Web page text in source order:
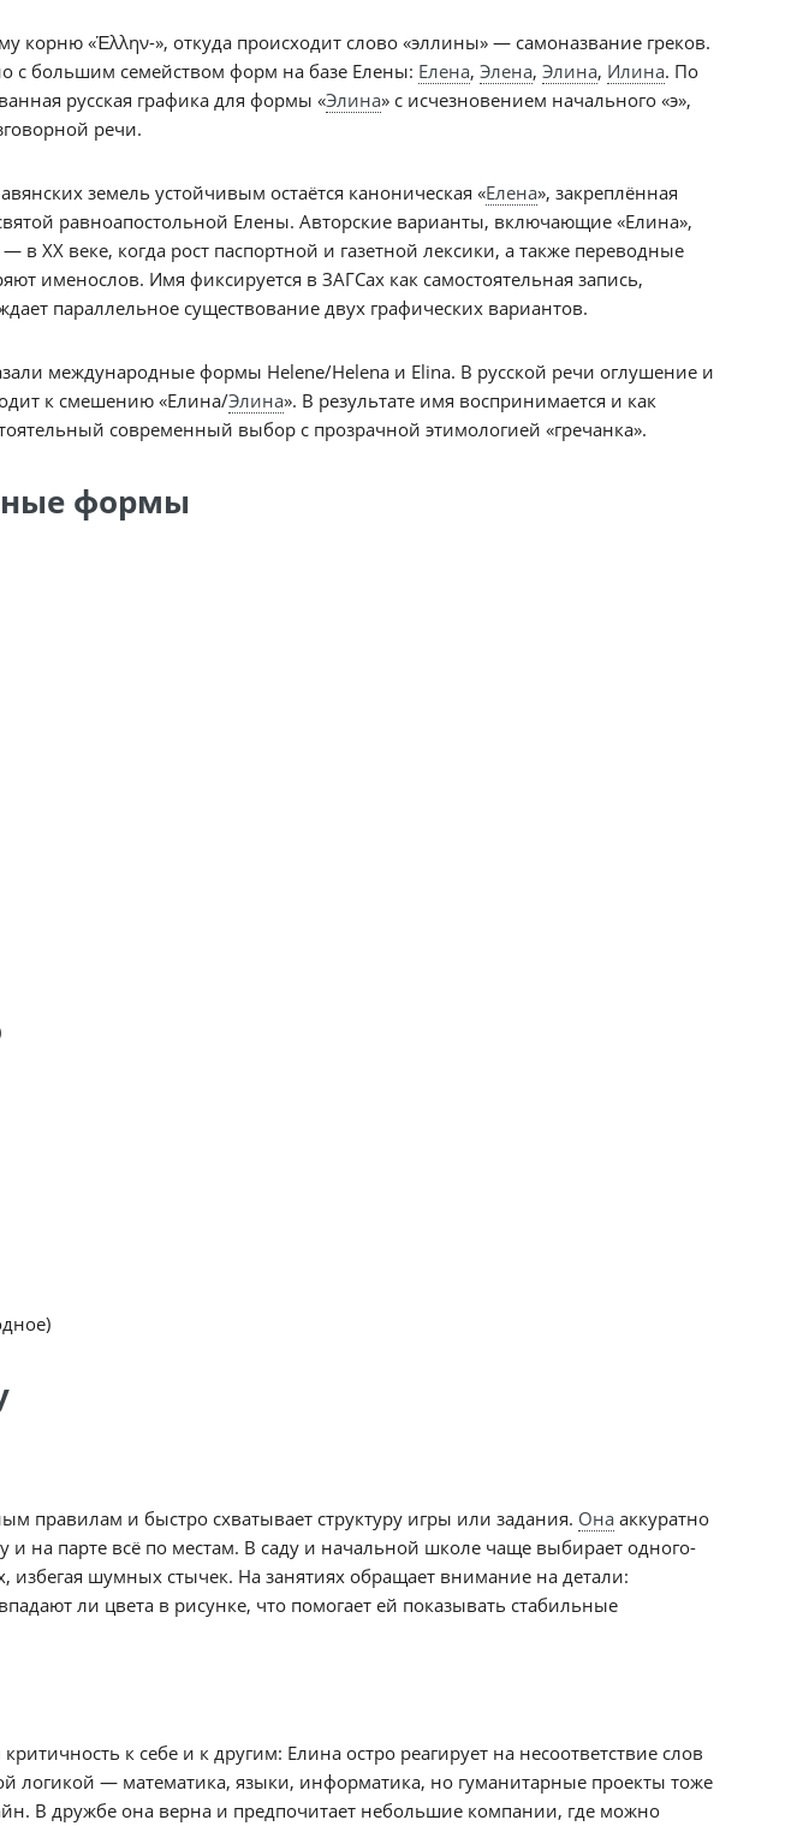
корню «Ἑλλην-», откуда происходит слово «эллины» — самоназвание греков.
с большим семейством форм на базе Елены: Елена, Элена, Элина, Илина. По
русская графика для формы «Элина» с исчезновением начального «э»,
речи.
земель устойчивым остаётся каноническая «Елена», закреплённая
равноапостольной Елены. Авторские варианты, включающие «Елина»,
в XX веке, когда рост паспортной и газетной лексики, а также переводные
именослов. Имя фиксируется в ЗАГСах как самостоятельная запись,
параллельное существование двух графических вариантов.
международные формы Helene/Helena и Elina. В русской речи оглушение и
к смешению «Елина/Элина». В результате имя воспринимается и как
современный выбор с прозрачной этимологией «гречанка».
формы
правилам и быстро схватывает структуру игры или задания. Онааккуратно
и на парте всё по местам. В саду и начальной школе чаще выбирает одного-
избегая шумных стычек. На занятиях обращает внимание на детали:
ли цвета в рисунке, что помогает ей показывать стабильные
к себе и к другим: Елина остро реагирует на несоответствие слов
логикой — математика, языки, информатика, но гуманитарные проекты тоже
В дружбе она верна и предпочитает небольшие компании, где можно